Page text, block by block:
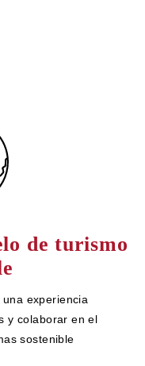
de turismo
experiencia
y colaborar en el
sostenible